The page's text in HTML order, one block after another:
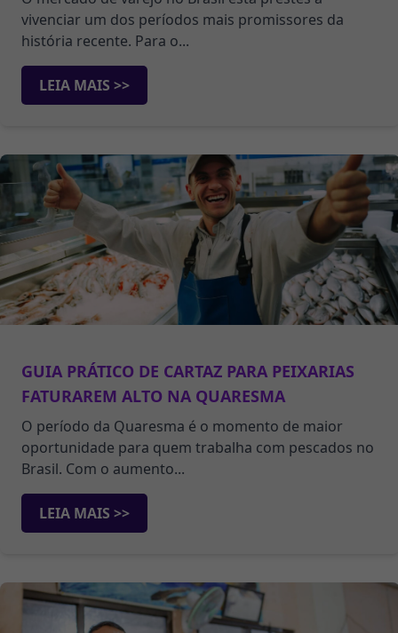
vivenciar um dos períodos mais promissores da
história recente. Para o...
LEIA MAIS >>
GUIA PRÁTICO DE CARTAZ PARA PEIXARIAS
FATURAREM ALTO NA QUARESMA
O período da Quaresma é o momento de maior
oportunidade para quem trabalha com pescados no
Brasil. Com o aumento...
LEIA MAIS >>